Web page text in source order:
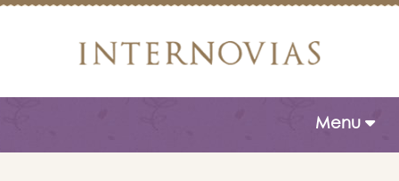
Toggle
Menu